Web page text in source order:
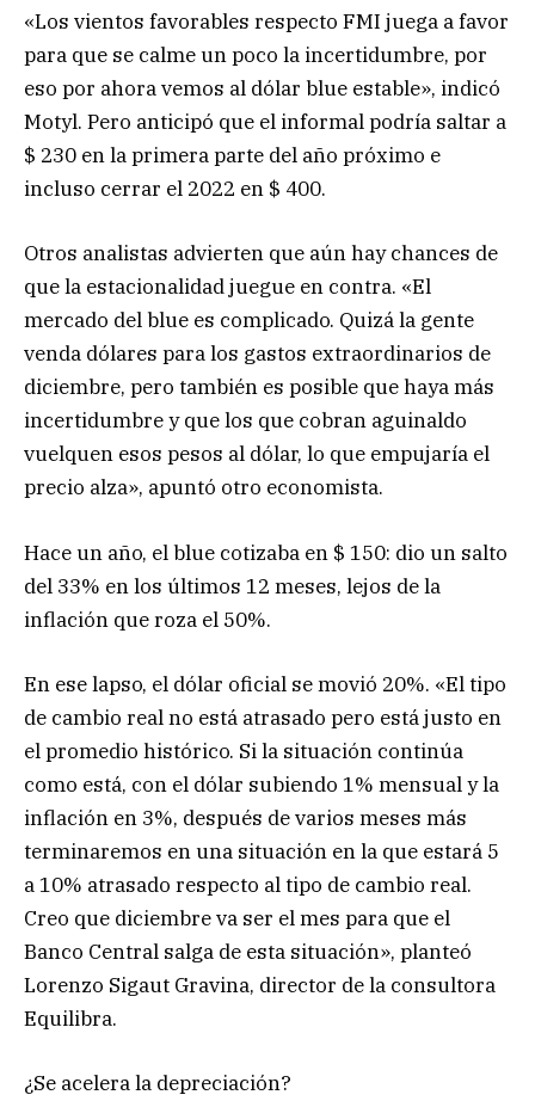
«Los vientos favorables respecto FMI juega a favor
para que se calme un poco la incertidumbre, por
eso por ahora vemos al dólar blue estable», indicó
Motyl. Pero anticipó que el informal podría saltar a
$ 230 en la primera parte del año próximo e
incluso cerrar el 2022 en $ 400.
Otros analistas advierten que aún hay chances de
que la estacionalidad juegue en contra. «El
mercado del blue es complicado. Quizá la gente
venda dólares para los gastos extraordinarios de
diciembre, pero también es posible que haya más
incertidumbre y que los que cobran aguinaldo
vuelquen esos pesos al dólar, lo que empujaría el
precio alza», apuntó otro economista.
Hace un año, el blue cotizaba en $ 150: dio un salto
del 33% en los últimos 12 meses, lejos de la
inflación que roza el 50%.
En ese lapso, el dólar oficial se movió 20%. «El tipo
de cambio real no está atrasado pero está justo en
el promedio histórico. Si la situación continúa
como está, con el dólar subiendo 1% mensual y la
inflación en 3%, después de varios meses más
terminaremos en una situación en la que estará 5
a 10% atrasado respecto al tipo de cambio real.
Creo que diciembre va ser el mes para que el
Banco Central salga de esta situación», planteó
Lorenzo Sigaut Gravina, director de la consultora
Equilibra.
¿Se acelera la depreciación?